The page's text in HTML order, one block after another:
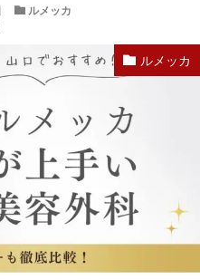
ルメッカ
ルメッカ